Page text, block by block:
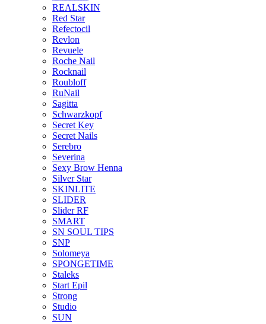
REALSKIN
Red Star
Refectocil
Revlon
Revuele
Roche Nail
Rocknail
Roubloff
RuNail
Sagitta
Schwarzkopf
Secret Key
Secret Nails
Serebro
Severina
Sexy Brow Henna
Silver Star
SKINLITE
SLIDER
Slider RF
SMART
SN SOUL TIPS
SNP
Solomeya
SPONGETIME
Staleks
Start Epil
Strong
Studio
SUN